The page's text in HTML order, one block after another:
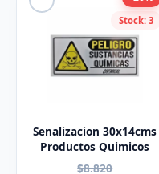
Stock: 3
Senalizacion 30x14cms
Productos Quimicos
$8.820